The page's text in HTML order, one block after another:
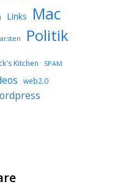
Links Mac
Politik
Kitchen SPAM
web2.0